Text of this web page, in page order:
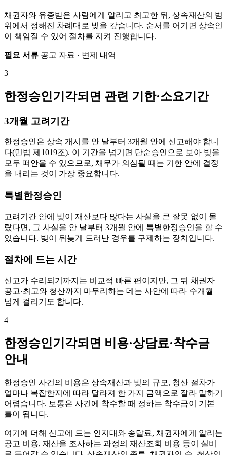
채권자와 유증받은 사람에게 알리고 최고한 뒤, 상속재산의 범
위에서 정해진 차례대로 빚을 갚습니다. 순서를 어기면 상속인
이 책임질 수 있어 절차를 지켜 진행합니다.
필요 서류 공고 자료 · 변제 내역
3
한정승인기각되면 관련 기한·소요기간
3개월 고려기간
한정승인은 상속 개시를 안 날부터 3개월 안에 신고해야 합니
다(민법 제1019조). 이 기간을 넘기면 단순승인으로 보아 빚을
모두 떠안을 수 있으므로, 채무가 의심될 때는 기한 안에 결정
을 내리는 것이 가장 중요합니다.
특별한정승인
고려기간 안에 빚이 재산보다 많다는 사실을 큰 잘못 없이 몰
랐다면, 그 사실을 안 날부터 3개월 안에 특별한정승인을 할 수
있습니다. 빚이 뒤늦게 드러난 경우를 구제하는 장치입니다.
절차에 드는 시간
신고가 수리되기까지는 비교적 빠른 편이지만, 그 뒤 채권자
공고·최고와 청산까지 마무리하는 데는 사안에 따라 수개월
넘게 걸리기도 합니다.
4
한정승인기각되면 비용·상담료·착수금
안내
한정승인 사건의 비용은 상속재산과 빚의 규모, 청산 절차가
얼마나 복잡한지에 따라 달라져 한 가지 금액으로 잘라 말하기
어렵습니다. 보통은 사건에 착수할 때 정하는 착수금이 기본
틀이 됩니다.
여기에 더해 신고에 드는 인지대와 송달료, 채권자에게 알리는
공고 비용, 재산을 조사하는 과정의 재산조회 비용 등이 실비